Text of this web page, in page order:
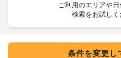
ご利用のエリアや
検索をお試しく
条件を変更し